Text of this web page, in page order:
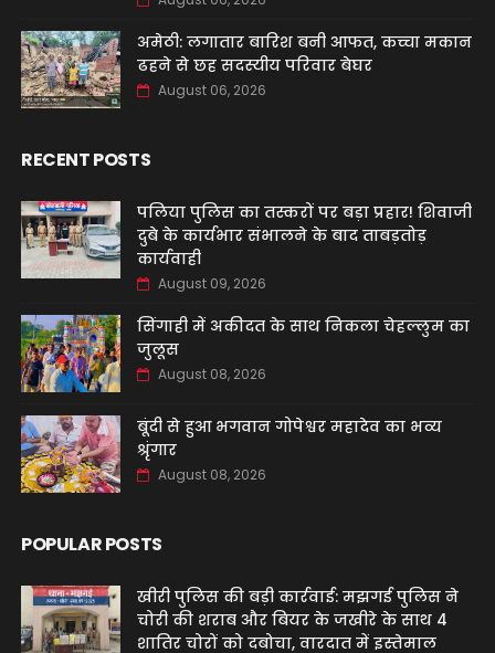
अमेठी: लगातार बारिश बनी आफत, कच्चा मकान
ढहने से छह सदस्यीय परिवार बेघर
August 06, 2026
RECENT POSTS
पलिया पुलिस का तस्करों पर बड़ा प्रहार! शिवाजी
दुबे के कार्यभार संभालने के बाद ताबड़तोड़
कार्यवाही
August 09, 2026
सिंगाही में अकीदत के साथ निकला चेहल्लुम का
जुलूस
August 08, 2026
बूंदी से हुआ भगवान गोपेश्वर महादेव का भव्य
श्रृंगार
August 08, 2026
POPULAR POSTS
खीरी पुलिस की बड़ी कार्रवाई: मझगई पुलिस ने
चोरी की शराब और बियर के जखीरे के साथ 4
शातिर चोरों को दबोचा, वारदात में इस्तेमाल